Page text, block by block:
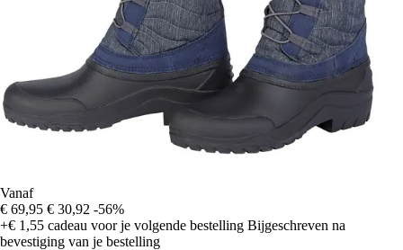
Vanaf
€ 69,95 € 30,92 -56%
+€ 1,55 cadeau voor je volgende bestelling Bijgeschreven na
bevestiging van je bestelling